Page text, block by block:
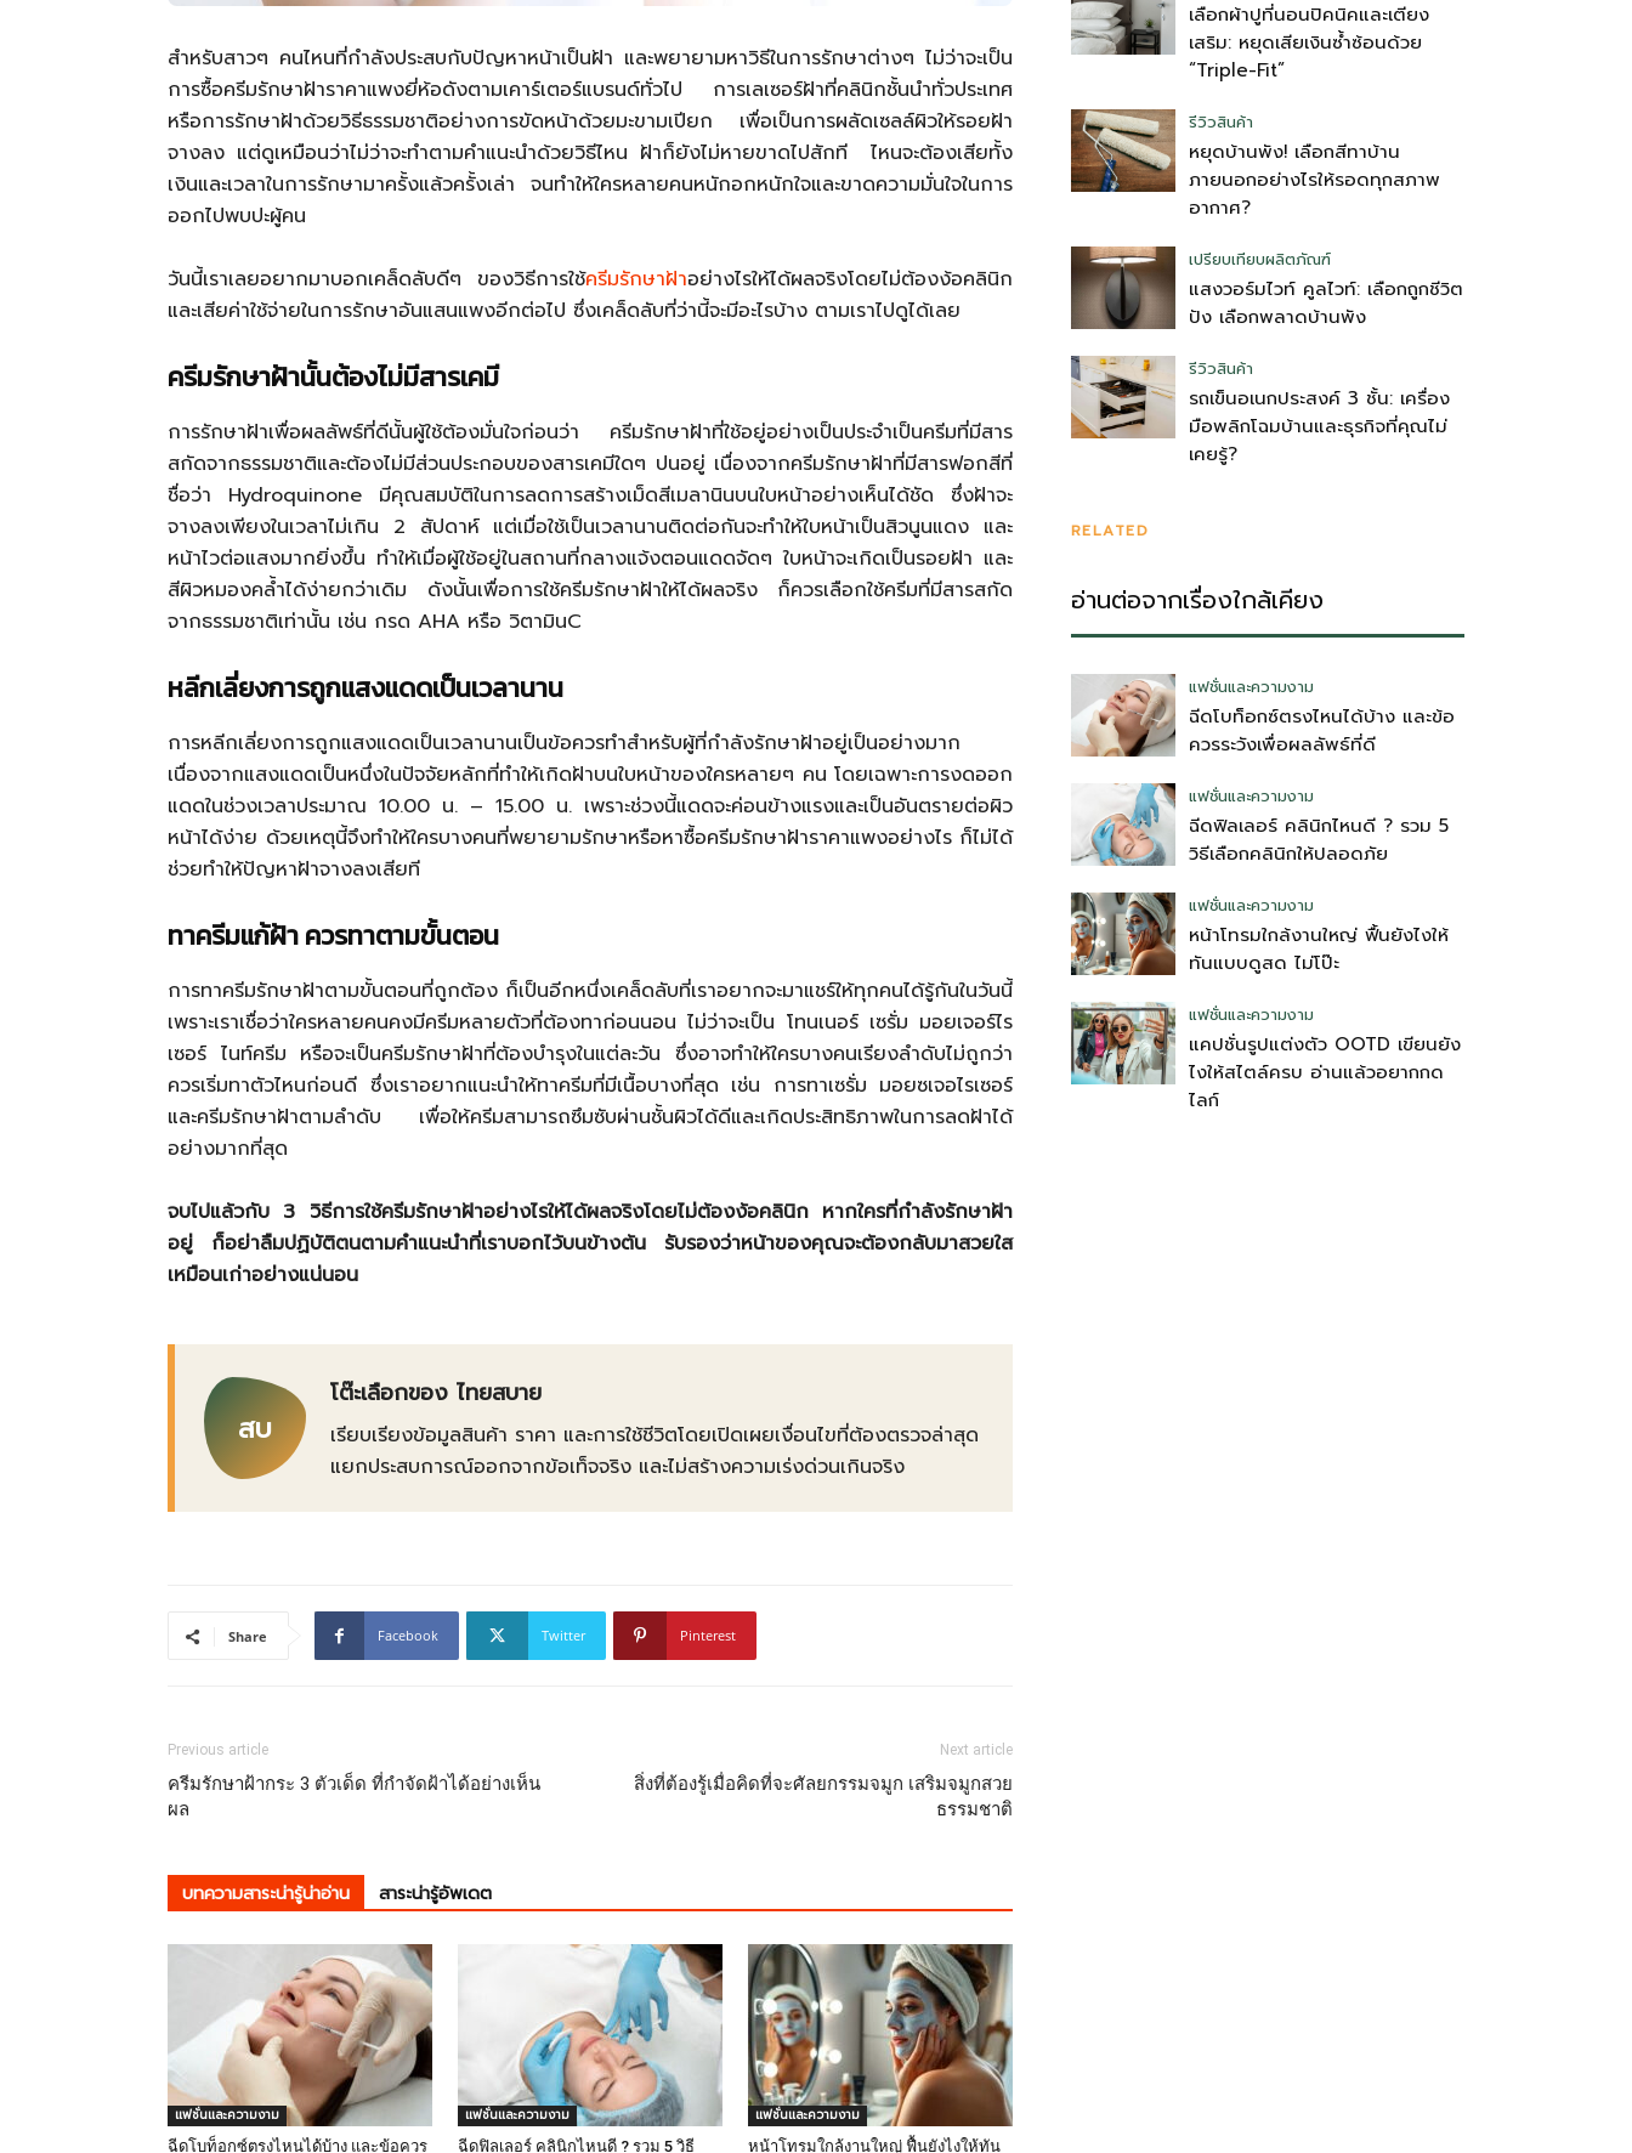
ไทย
สบาย(ดอท)คอม
สำหรับสาวๆ คนไหนที่กำลังประสบกับปัญหาหน้าเป็นฝ้า และพยายามหาวิธีในการรักษาต่างๆ ไม่ว่าจะเป็น
การซื้อครีมรักษาฝ้าราคาแพงยี่ห้อดังตามเคาร์เตอร์แบรนด์ทั่วไป การเลเซอร์ฝ้าที่คลินิกชั้นนำทั่วประเทศ
หรือการรักษาฝ้าด้วยวิธีธรรมชาติอย่างการขัดหน้าด้วยมะขามเปียก เพื่อเป็นการผลัดเซลล์ผิวให้รอยฝ้า
จางลง แต่ดูเหมือนว่าไม่ว่าจะทำตามคำแนะนำด้วยวิธีไหน ฝ้าก็​ยังไม่หายขาดไปสักที ไหนจะต้องเสียทั้ง
เงินและเวลาในการรักษามาครั้งแล้วครั้งเล่า จนทำให้ใครหลายคนหนักอกหนักใจและขาดความมั่นใจในการ
ออกไปพบปะผู้คน
วันนี้เราเลยอยากมาบอกเคล็ดลับดีๆ ของวิธีการใช้ครีมรักษาฝ้าอย่างไรให้ได้ผลจริงโดยไม่ต้องง้อคลินิก
และเสียค่าใช้จ่ายในการรักษาอันแสนแพงอีกต่อไป ซึ่งเคล็ดลับที่ว่านี้จะมีอะไรบ้าง ตามเราไปดูได้เลย
ครีมรักษาฝ้านั้นต้องไม่มีสารเคมี
การรักษาฝ้าเพื่อผลลัพธ์ที่ดีนั้นผู้ใช้ต้องมั่นใจก่อนว่า ครีมรักษาฝ้าที่ใช้อยู่อย่างเป็นประจำเป็นครีมที่มีสาร
สกัดจากธรรมชาติและต้องไม่มีส่วนประกอบของสารเคมีใดๆ ปนอยู่ เนื่องจากครีมรักษาฝ้าที่มีสารฟอกสีที่
ชื่อว่า Hydroquinone มีคุณสมบัติในการลดการสร้างเม็ดสีเมลานินบนใบหน้าอย่างเห็นได้ชัด ซึ่งฝ้าจะ
จางลงเพียงในเวลาไม่เกิน 2 สัปดาห์ แต่เมื่อใช้เป็นเวลานานติดต่อกันจะทำให้ใบหน้าเป็นสิวนูนแดง และ
หน้าไวต่อแสงมากยิ่งขึ้น ทำให้เมื่อผู้ใช้อยู่ในสถานที่กลางแจ้งตอนแดดจัดๆ ใบหน้าจะเกิดเป็นรอยฝ้า และ
สีผิวหมองคล้ำได้ง่ายกว่าเดิม ดังนั้นเพื่อการใช้ครีมรักษาฝ้าให้ได้ผลจริง ก็ควรเลือกใช้ครีมที่มีสารสกัด
จากธรรมชาติเท่านั้น เช่น กรด AHA หรือ วิตามินC
หลีกเลี่ยงการถูกแสงแดดเป็นเวลานาน
การหลีกเลี่ยงการถูกแสงแดดเป็นเวลานานเป็นข้อควรทำสำหรับผู้ที่กำลังรักษาฝ้าอยู่เป็นอย่างมาก
เนื่องจากแสงแดดเป็นหนึ่งในปัจจัยหลักที่ทำให้เกิดฝ้าบนใบหน้าของใครหลายๆ คน โดยเฉพาะการงดออก
แดดในช่วงเวลาประมาณ 10.00 น. – 15.00 น. เพราะช่วงนี้แดดจะค่อนข้างแรงและเป็นอันตรายต่อผิว
หน้าได้ง่าย ด้วยเหตุนี้จึงทำให้ใครบางคนที่พยายามรักษาหรือหาซื้อครีมรักษาฝ้าราคาแพงอย่างไร ก็ไม่ได้
ช่วยทำให้ปัญหาฝ้าจางลงเสียที
ทาครีมแก้ฝ้า ควรทาตามขั้นตอน
การทาครีมรักษาฝ้าตามขั้นตอนที่ถูกต้อง ก็เป็นอีกหนึ่งเคล็ดลับที่เราอยากจะมาแชร์ให้ทุกคนได้รู้กันในวันนี้
เพราะเราเชื่อว่าใครหลายคนคงมีครีมหลายตัวที่ต้องทาก่อนนอน ไม่ว่าจะเป็น โทนเนอร์ เซรั่ม มอยเจอร์ไร
เซอร์ ไนท์ครีม หรือจะเป็นครีมรักษาฝ้าที่ต้องบำรุงในแต่ละวัน ซึ่งอาจทำให้ใครบางคนเรียงลำดับไม่ถูกว่า
ควรเริ่มทาตัวไหนก่อนดี ซึ่งเราอยากแนะนำให้ทาครีมที่มีเนื้อบางที่สุด เช่น การทาเซรั่ม มอยซเจอไรเซอร์
และครีมรักษาฝ้าตามลำดับ เพื่อให้ครีมสามารถซึมซับผ่านชั้นผิวได้ดีและเกิดประสิทธิภาพในการลดฝ้าได้
อย่างมากที่สุด
จบไปแล้วกับ 3 วิธีการใช้ครีมรักษาฝ้าอย่างไรให้ได้ผลจริงโดยไม่ต้องง้อคลินิก หากใครที่กำลังรักษาฝ้า
อยู่ ก็อย่าลืมปฏิบัติตนตามคำแนะนำที่เราบอกไว้บนข้างต้น รับรองว่าหน้าของคุณจะต้องกลับมาสวยใส
เหมือนเก่าอย่างแน่นอน
สบ
โต๊ะเลือกของ ไทยสบาย
เรียบเรียงข้อมูลสินค้า ราคา และการใช้ชีวิตโดยเปิดเผยเงื่อนไขที่ต้องตรวจล่าสุด
แยกประสบการณ์ออกจากข้อเท็จจริง และไม่สร้างความเร่งด่วนเกินจริง
Share Facebook Twitter Pinterest
Previous article
ครีมรักษาฝ้ากระ 3 ตัวเด็ด ที่กำจัดฝ้าได้อย่างเห็น
ผล
Next article
สิ่งที่ต้องรู้เมื่อคิดที่จะศัลยกรรมจมูก เสริมจมูกสวย
ธรรมชาติ
บทความสาระน่ารู้น่าอ่าน สาระน่ารู้อัพเดต
แฟชั่นและความงาม
ฉีดโบท็อกซ์ตรงไหนได้บ้าง และข้อควร
แฟชั่นและความงาม
ฉีดฟิลเลอร์ คลินิกไหนดี ? รวม 5 วิธี
แฟชั่นและความงาม
หน้าโทรมใกล้งานใหญ่ ฟื้นยังไงให้ทัน
เลือกผ้าปูที่นอนปิคนิคและเตียง
เสริม: หยุดเสียเงินซ้ำซ้อนด้วย
“Triple-Fit”
รีวิวสินค้า
หยุดบ้านพัง! เลือกสีทาบ้าน
ภายนอกอย่างไรให้รอดทุกสภาพ
อากาศ?
เปรียบเทียบผลิตภัณฑ์
แสงวอร์มไวท์ คูลไวท์: เลือกถูกชีวิต
ปัง เลือกพลาดบ้านพัง
รีวิวสินค้า
รถเข็นอเนกประสงค์ 3 ชั้น: เครื่อง
มือพลิกโฉมบ้านและธุรกิจที่คุณไม่
เคยรู้?
RELATED
อ่านต่อจากเรื่องใกล้เคียง
แฟชั่นและความงาม
ฉีดโบท็อกซ์ตรงไหนได้บ้าง และข้อ
ควรระวังเพื่อผลลัพธ์ที่ดี
แฟชั่นและความงาม
ฉีดฟิลเลอร์ คลินิกไหนดี ? รวม 5
วิธีเลือกคลินิกให้ปลอดภัย
แฟชั่นและความงาม
หน้าโทรมใกล้งานใหญ่ ฟื้นยังไงให้
ทันแบบดูสด ไม่โป๊ะ
แฟชั่นและความงาม
แคปชั่นรูปแต่งตัว OOTD เขียนยัง
ไงให้สไตล์ครบ อ่านแล้วอยากกด
ไลก์